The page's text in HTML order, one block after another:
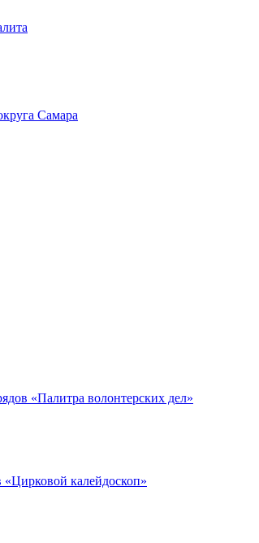
Самара
«Палитра волонтерских дел»
«Цирковой калейдоскоп»